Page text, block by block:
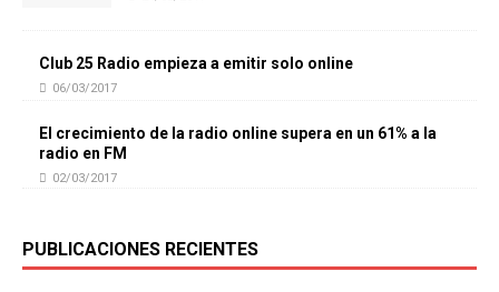
Club 25 Radio empieza a emitir solo online
06/03/2017
El crecimiento de la radio online supera en un 61% a la
radio en FM
02/03/2017
PUBLICACIONES RECIENTES